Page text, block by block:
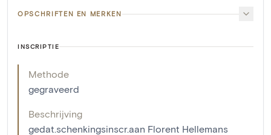
OPSCHRIFTEN EN MERKEN
INSCRIPTIE
Methode
gegraveerd
Beschrijving
gedat.schenkingsinscr.aan Florent Hellemans